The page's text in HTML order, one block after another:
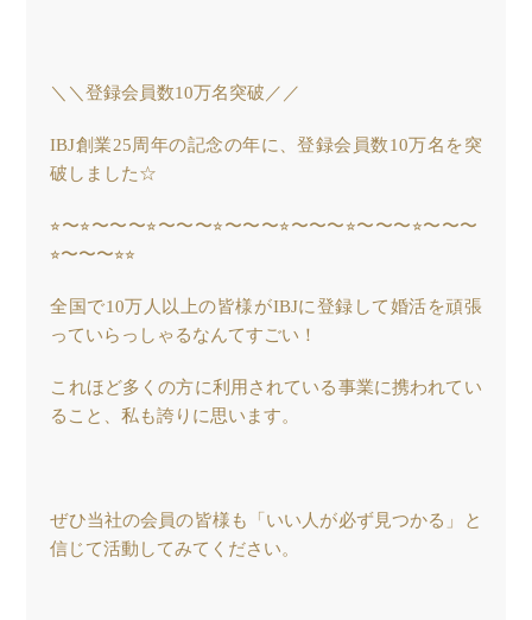
＼＼登録会員数10万名突破／／
IBJ創業25周年の記念の年に、登録会員数10万名を突
破しました☆
⭐︎〜⭐︎〜〜〜⭐︎〜〜〜⭐︎〜〜〜⭐︎〜〜〜⭐︎〜〜〜⭐︎〜〜〜
⭐︎〜〜〜⭐︎⭐︎
全国で10万人以上の皆様がIBJに登録して婚活を頑張
っていらっしゃるなんてすごい！
これほど多くの方に利用されている事業に携われてい
ること、私も誇りに思います。
ぜひ当社の会員の皆様も「いい人が必ず見つかる」と
信じて活動してみてください。